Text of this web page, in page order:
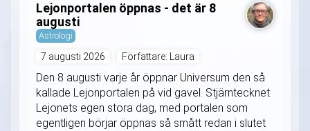
Lejonportalen öppnas - det är 8
augusti
Astrologi
7 augusti 2026 Författare: Laura
Den 8 augusti varje år öppnar Universum den så
kallade Lejonportalen på vid gavel. Stjärntecknet
Lejonets egen stora dag, med portalen som
egentligen börjar öppnas så smått redan i slutet